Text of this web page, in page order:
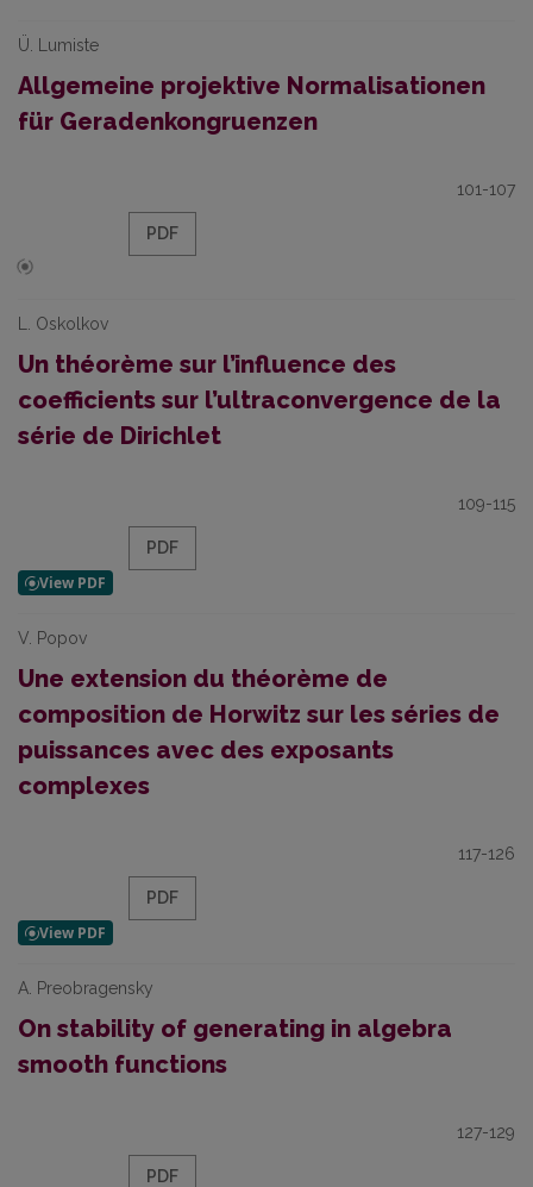
Ü. Lumiste
Allgemeine projektive Normalisationen
für Geradenkongruenzen
101-107
PDF
L. Oskolkov
Un théorème sur l’influence des
coefficients sur l’ultraconvergence de la
série de Dirichlet
109-115
PDF
V. Popov
Une extension du théorème de
composition de Horwitz sur les séries de
puissances avec des exposants
complexes
117-126
PDF
A. Preobragensky
On stability of generating in algebra
smooth functions
127-129
PDF